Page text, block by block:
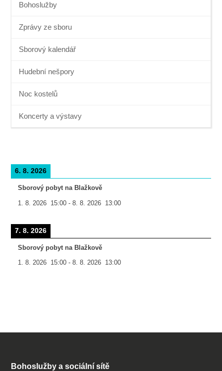
Bohoslužby
Zprávy ze sboru
Sborový kalendář
Hudební nešpory
Noc kostelů
Koncerty a výstavy
6. 8. 2026
Sborový pobyt na Blažkově
1. 8. 2026 15:00 -8. 8. 2026 13:00
7. 8. 2026
Sborový pobyt na Blažkově
1. 8. 2026 15:00 -8. 8. 2026 13:00
Bohoslužby a sociální sítě